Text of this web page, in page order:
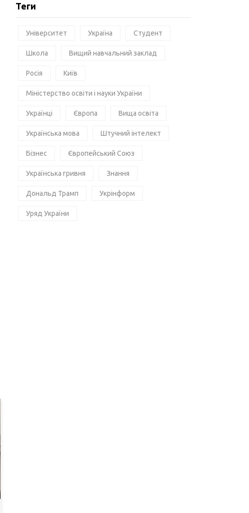
Теги
Університет Україна Студент
Школа Вищий навчальний заклад
Росія Київ
Міністерство освіти і науки України
Українці Європа Вища освіта
Українська мова Штучний інтелект
Бізнес Європейський Союз
Українська гривня Знання
Дональд Трамп Укрінформ
Уряд України